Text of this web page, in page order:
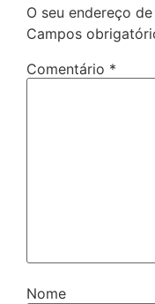
O seu endereço
Campos
Comentário *
Nome